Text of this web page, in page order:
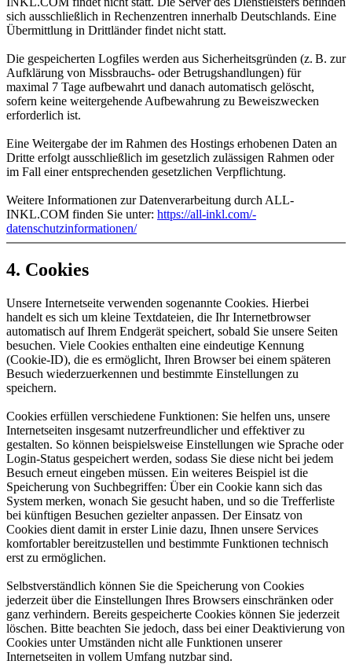
sich ausschließlich in Rechenzentren innerhalb Deutschlands. Eine
Übermittlung in Drittländer findet nicht statt.
Die gespeicherten Logfiles werden aus Sicherheitsgründen (z. B. zur
Aufklärung von Missbrauchs- oder Betrugshandlungen) für
maximal 7 Tage aufbewahrt und danach automatisch gelöscht,
sofern keine weitergehende Aufbewahrung zu Beweiszwecken
erforderlich ist.
Eine Weitergabe der im Rahmen des Hostings erhobenen Daten an
Dritte erfolgt ausschließlich im gesetzlich zulässigen Rahmen oder
im Fall einer entsprechenden gesetzlichen Verpflichtung.
Weitere Informationen zur Datenverarbeitung durch ALL-
INKL.COM finden Sie unter: https:/​­/​­all-inkl.com/​­
datenschutzinformationen/​­
4. Cookies
Unsere Internetseite verwenden sogenannte Cookies. Hierbei
handelt es sich um kleine Textdateien, die Ihr Internetbrowser
automatisch auf Ihrem Endgerät speichert, sobald Sie unsere Seiten
besuchen. Viele Cookies enthalten eine eindeutige Kennung
(Cookie-ID), die es ermöglicht, Ihren Browser bei einem späteren
Besuch wiederzuerkennen und bestimmte Einstellungen zu
speichern.
Cookies erfüllen verschiedene Funktionen: Sie helfen uns, unsere
Internetseiten insgesamt nutzerfreundlicher und effektiver zu
gestalten. So können beispielsweise Einstellungen wie Sprache oder
Login-Status gespeichert werden, sodass Sie diese nicht bei jedem
Besuch erneut eingeben müssen. Ein weiteres Beispiel ist die
Speicherung von Suchbegriffen: Über ein Cookie kann sich das
System merken, wonach Sie gesucht haben, und so die Trefferliste
bei künftigen Besuchen gezielter anpassen. Der Einsatz von
Cookies dient damit in erster Linie dazu, Ihnen unsere Services
komfortabler bereitzustellen und bestimmte Funktionen technisch
erst zu ermöglichen.
Selbstverständlich können Sie die Speicherung von Cookies
jederzeit über die Einstellungen Ihres Browsers einschränken oder
ganz verhindern. Bereits gespeicherte Cookies können Sie jederzeit
löschen. Bitte beachten Sie jedoch, dass bei einer Deaktivierung von
Cookies unter Umständen nicht alle Funktionen unserer
Internetseiten in vollem Umfang nutzbar sind.